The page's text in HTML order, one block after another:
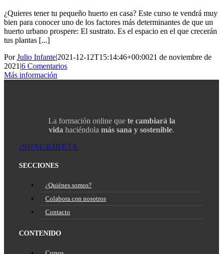
¿Quieres tener tu pequeño huerto en casa? Este curso te vendrá muy
bien para conocer uno de los factores más determinantes de que un
huerto urbano prospere: El sustrato. Es el espacio en el que crecerán
tus plantas [...]
PorJulio Infante|2021-12-12T15:14:46+00:0021 de noviembre de
2021 |6 Comentarios
Más información
La formación online que te cambiará la
vida haciéndola más sana y sostenible.
¡SUSCRÍBETE
SECCIONES
¿Quiénes somos?
Colabora con nosotros
Contacto
CONTENIDO